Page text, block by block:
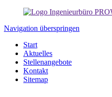
Navigation überspringen
Start
Aktuelles
Stellenangebote
Kontakt
Sitemap